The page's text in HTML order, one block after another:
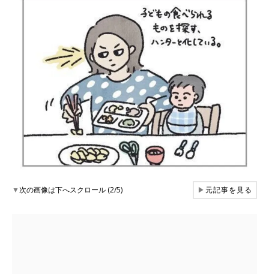
▼次の画像は下へスクロール (2/5) ▶元記事を見る